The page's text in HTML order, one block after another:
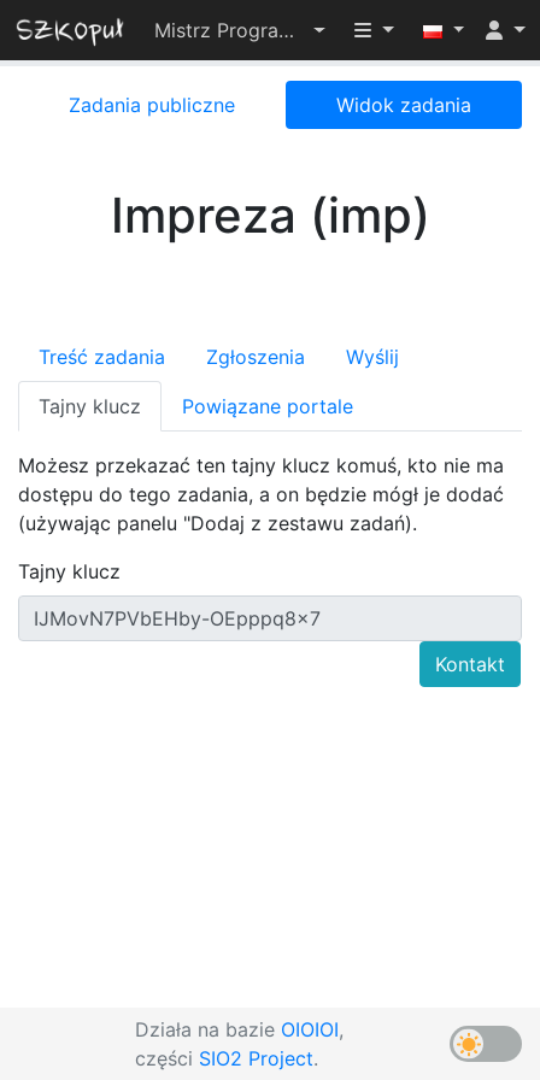
Mistrz Programowania 2024 Przełącz
Zadania publiczne Widok zadania
Impreza (imp)
Treść zadania Zgłoszenia Wyślij
Tajny klucz Powiązane portale
Możesz przekazać ten tajny klucz komuś, kto nie ma
dostępu do tego zadania, a on będzie mógł je dodać
(używając panelu "Dodaj z zestawu zadań).
Tajny klucz
Działa na bazie OIOIOI,
części SIO2 Project.
Kontakt